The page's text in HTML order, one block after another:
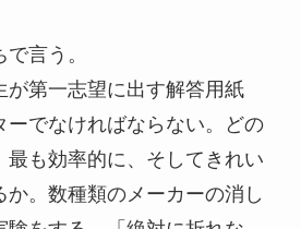
言う。
が第一志望に出す解答用紙
ーでなければならない。どの
最も効率的に、そしてきれい
か。数種類のメーカーの消し